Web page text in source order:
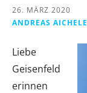
26. MÄRZ 2020
ANDREAS AICHELE
Liebe
Geisenfeld
erinnen